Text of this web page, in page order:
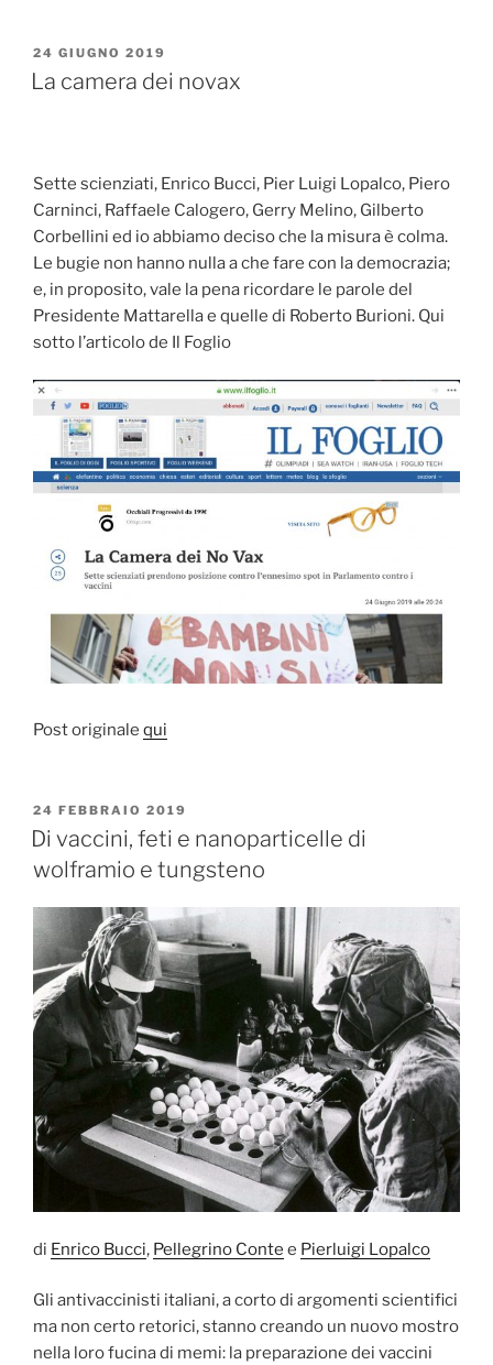
PUBBLICATO
IL
24 GIUGNO 2019
La camera dei novax
Sette scienziati, Enrico Bucci, Pier Luigi Lopalco, Piero
Carninci, Raffaele Calogero, Gerry Melino, Gilberto
Corbellini ed io abbiamo deciso che la misura è colma.
Le bugie non hanno nulla a che fare con la democrazia;
e, in proposito, vale la pena ricordare le parole del
Presidente Mattarella e quelle di Roberto Burioni. Qui
sotto l’articolo de Il Foglio
Post originale qui
PUBBLICATO
IL
24 FEBBRAIO 2019
Di vaccini, feti e nanoparticelle di
wolframio e tungsteno
di Enrico Bucci, Pellegrino Conte e Pierluigi Lopalco
Gli antivaccinisti italiani, a corto di argomenti scientifici
ma non certo retorici, stanno creando un nuovo mostro
nella loro fucina di memi: la preparazione dei vaccini